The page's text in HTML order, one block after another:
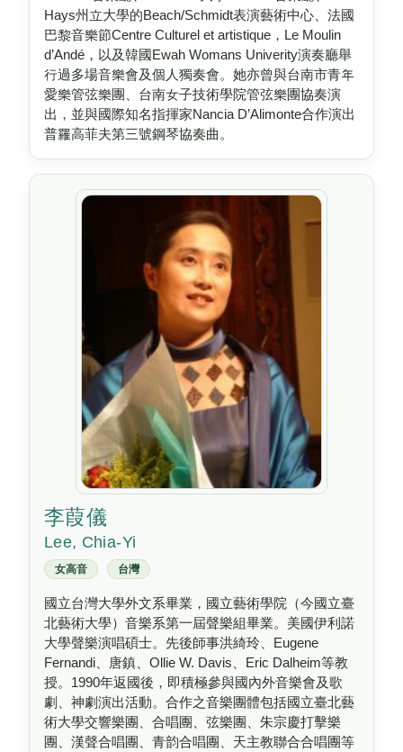
Hays州立大學的Beach/Schmidt表演藝術中心、法國
巴黎音樂節Centre Culturel et artistique，Le Moulin
d’Andé，以及韓國Ewah Womans Univerity演奏廳舉
行過多場音樂會及個人獨奏會。她亦曾與台南市青年
愛樂管弦樂團、台南女子技術學院管弦樂團協奏演
出，並與國際知名指揮家Nancia D’Alimonte合作演出
普羅高菲夫第三號鋼琴協奏曲。
李葭儀
Lee, Chia-Yi
女高音 台灣
國立台灣大學外文系畢業，國立藝術學院（今國立臺
北藝術大學）音樂系第一屆聲樂組畢業。美國伊利諾
大學聲樂演唱碩士。先後師事洪綺玲、Eugene
Fernandi、唐鎮、Ollie W. Davis、Eric Dalheim等教
授。1990年返國後，即積極參與國內外音樂會及歌
劇、神劇演出活動。合作之音樂團體包括國立臺北藝
術大學交響樂團、合唱團、弦樂團、朱宗慶打擊樂
團、漢聲合唱團、青韵合唱團、天主教聯合合唱團等